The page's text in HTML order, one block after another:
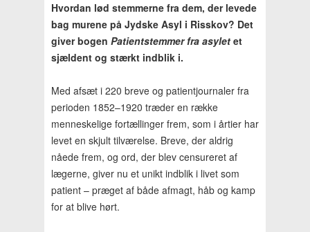
Hvordan lød stemmerne fra dem, der levede
bag murene på Jydske Asyl i Risskov? Det
giver bogen Patientstemmer fra asylet et
sjældent og stærkt indblik i.
Med afsæt i 220 breve og patientjournaler fra
perioden 1852–1920 træder en række
menneskelige fortællinger frem, som i årtier har
levet en skjult tilværelse. Breve, der aldrig
nåede frem, og ord, der blev censureret af
lægerne, giver nu et unikt indblik i livet som
patient – præget af både afmagt, håb og kamp
for at blive hørt.